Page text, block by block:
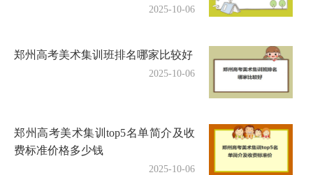
2025-10-06
郑州高考美术集训班排名哪家比较好
2025-10-06
郑州高考美术集训top5名单简介及收
费标准价格多少钱
2025-10-06